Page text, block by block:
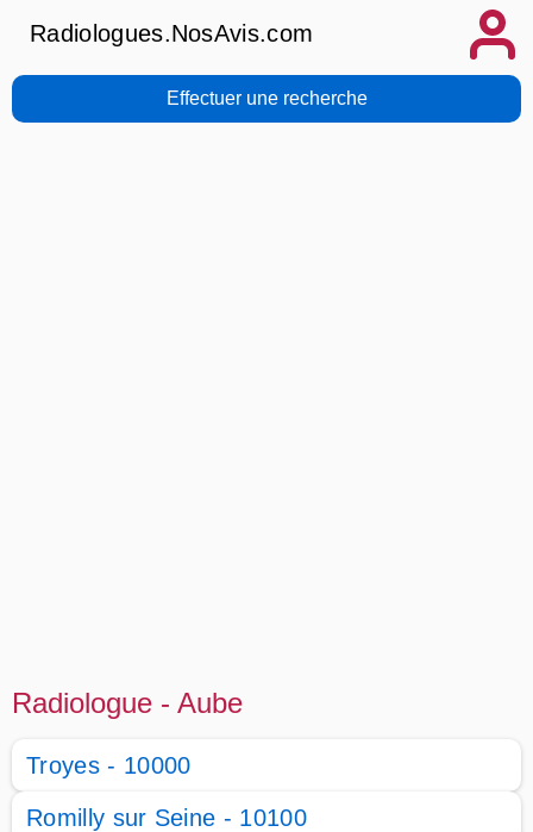
Radiologues.NosAvis.com
Effectuer une recherche
Radiologue - Aube
Troyes - 10000
Romilly sur Seine - 10100